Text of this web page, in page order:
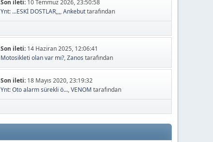
Son ileti: 10 Temmuz 2026, 23:50:58
Ynt: ...ESKİ DOSTLAR,,,,Ankebuttarafından
Son ileti: 14 Haziran 2025, 12:06:41
Motosikleti olan var mı?,Zanos tarafından
Son ileti: 18 Mayıs 2020, 23:19:32
Ynt: Oto alarm sürekli ö...,VENOM tarafından